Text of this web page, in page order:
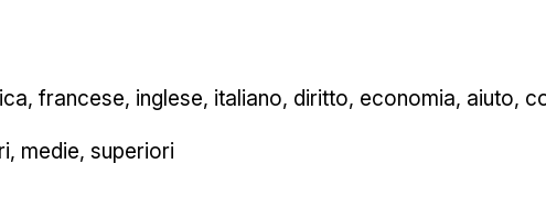
francese, inglese, italiano, diritto, economia, aiuto,
medie, superiori